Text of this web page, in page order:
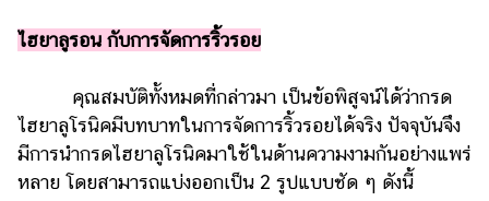
ไฮยาลูรอน กับการจัดการริ้วรอย
คุณสมบัติทั้งหมดที่กล่าวมา เป็นข้อพิสูจน์ได้ว่ากรด
ไฮยาลูโรนิคมีบทบาทในการจัดการริ้วรอยได้จริง ปัจจุบันจึง
มีการนำกรดไฮยาลูโรนิคมาใช้ในด้านความงามกันอย่างแพร่
หลาย โดยสามารถแบ่งออกเป็น 2 รูปแบบชัด ๆ ดังนี้